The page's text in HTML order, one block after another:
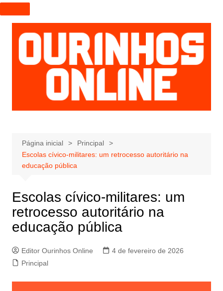
I
r
p
a
r
a
e
ú
d
Página inicial
Principal
Escolas cívico-militares: um retrocesso autoritário na
educação pública
Escolas cívico-militares: um
retrocesso autoritário na
educação pública
Editor Ourinhos Online
4 de fevereiro de 2026
Principal